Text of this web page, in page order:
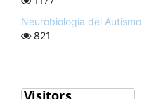
Neurobiología del Autismo
821